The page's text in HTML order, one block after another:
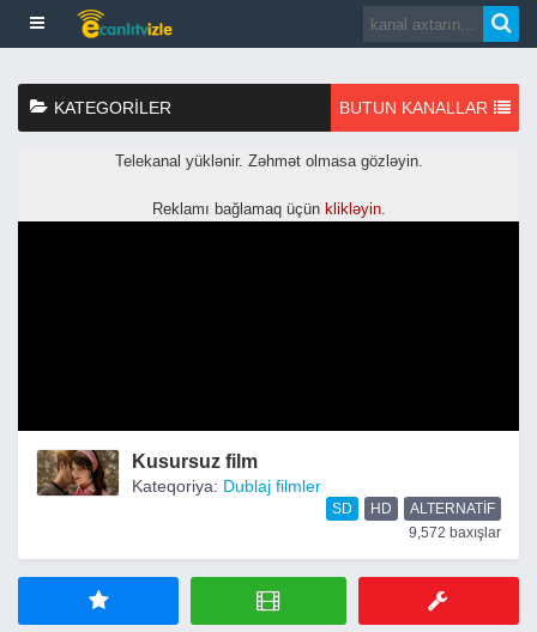
KATEGORILER BUTUN KANALLAR
Kusursuz film
Kateqoriya: Dublaj filmler
SD HD
ALTERNATIF
9,572 baxışlar